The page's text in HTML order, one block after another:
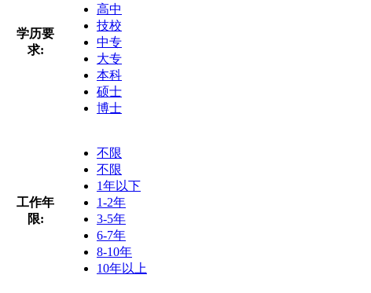
学历要
求:
高中
技校
中专
大专
本科
硕士
博士
工作年
限:
不限
不限
1年以下
1-2年
3-5年
6-7年
8-10年
10年以上